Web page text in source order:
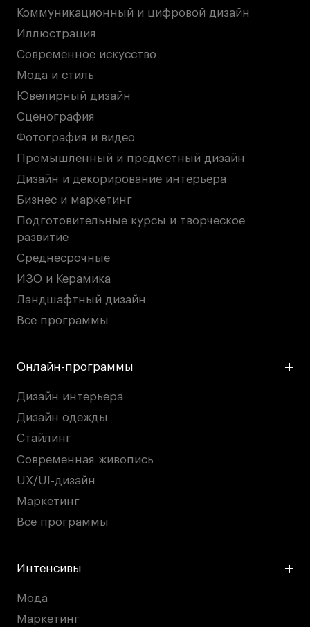
Коммуникационный и цифровой дизайн
Иллюстрация
Современное искусство
Мода и стиль
Ювелирный дизайн
Сценография
Фотография и видео
Промышленный и предметный дизайн
Дизайн и декорирование интерьера
Бизнес и маркетинг
Подготовительные курсы и творческое
развитие
Среднесрочные
ИЗО и Керамика
Ландшафтный дизайн
Все программы
Онлайн-программы
Дизайн интерьера
Дизайн одежды
Стайлинг
Современная живопись
UX/UI-дизайн
Маркетинг
Все программы
Интенсивы
Мода
Маркетинг